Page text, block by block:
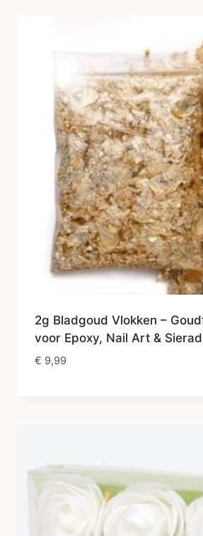
2g Bladgoud Vlokken –
voor Epoxy, Nail Art &
€ 9,99